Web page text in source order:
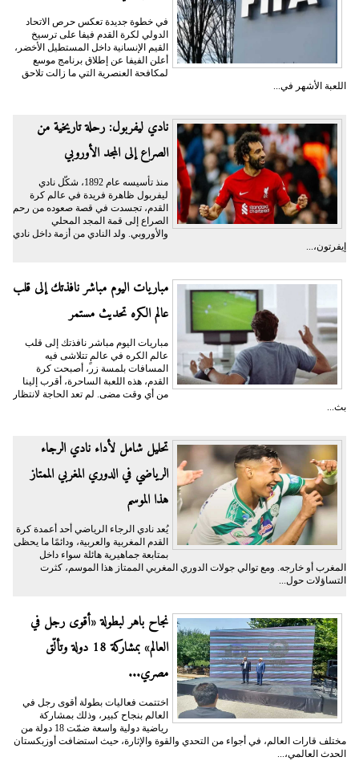
في خطوة جديدة تعكس حرص الاتحاد
الدولي لكرة القدم فيفا على ترسيخ
القيم الإنسانية داخل المستطيل الأخضر،
أعلن الفيفا عن إطلاق برنامج موسع
لمكافحة العنصرية التي ما زالت تلاحق
اللعبة الأشهر في...
نادي ليفربول: رحلة تاريخية من
الصراع إلى المجد الأوروبي
منذ تأسيسه عام 1892، شكّل نادي
ليفربول ظاهرة فريدة في عالم كرة
القدم، تجسدت في قصة صعوده من رحم
الصراع إلى قمة المجد المحلي
والأوروبي. ولد النادي من أزمة داخل نادي
إيفرتون،...
مباريات اليوم مباشر نافذتك إلى قلب
عالم الكره تحديث مستمر
مباريات اليوم مباشر نافذتك إلى قلب
عالم الكره في عالمٍ تتلاشى فيه
المسافات بلمسة زر، أصبحت كرة
القدم، هذه اللعبة الساحرة، أقرب إلينا
من أي وقت مضى. لم تعد الحاجة لانتظار
بث...
تحليل شامل لأداء نادي الرجاء
الرياضي في الدوري المغربي الممتاز
هذا الموسم
يُعد نادي الرجاء الرياضي أحد أعمدة كرة
القدم المغربية والعربية، ودائمًا ما يحظى
بمتابعة جماهيرية هائلة سواء داخل
المغرب أو خارجه. ومع توالي جولات الدوري المغربي الممتاز هذا الموسم، كثرت
التساؤلات حول...
نجاح باهر لبطولة «أقوى رجل في
العالم» بمشاركة 18 دولة وتألّق
مصري...
اختتمت فعاليات بطولة أقوى رجل في
العالم بنجاح كبير، وذلك بمشاركة
رياضية دولية واسعة ضمّت 18 دولة من
مختلف قارات العالم، في أجواء من التحدي والقوة والإثارة، حيث استضافت أوزبكستان
الحدث العالمي،...